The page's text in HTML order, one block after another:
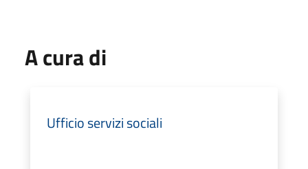
A cura di
Ufficio servizi sociali